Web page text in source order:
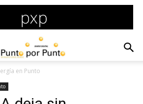
en Punto